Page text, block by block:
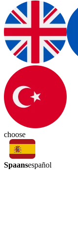
choose
Spaansespañol